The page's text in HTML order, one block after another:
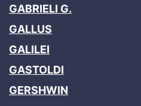
GABRIELI G.
GALLUS
GALILEI
GASTOLDI
GERSHWIN